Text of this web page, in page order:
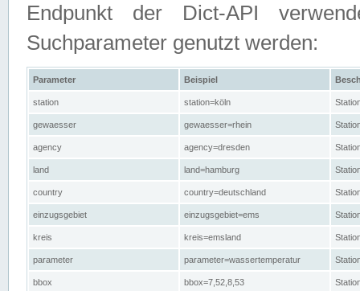
Endpunkt der Dict-API
Suchparameter genutzt werden:
Parameter Beispiel
station station=köln
gewaesser gewaesser=rhein
agency agency=dresden
land land=hamburg
country country=deutschland
einzugsgebiet einzugsgebiet=ems
kreis kreis=emsland
parameter parameter=wassertemperatur
bbox bbox=7,52,8,53